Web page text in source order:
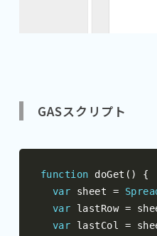
GASスクリプト
function doGet ()
{
var sheet =
var lastRow =
var lastCol =